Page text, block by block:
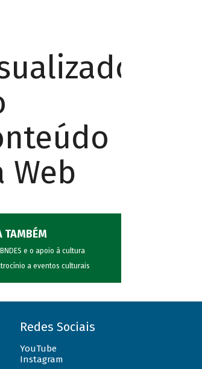
Web
TAMBÉM
e o apoio à cultura
a eventos culturais
Redes Sociais
YouTube
Instagram